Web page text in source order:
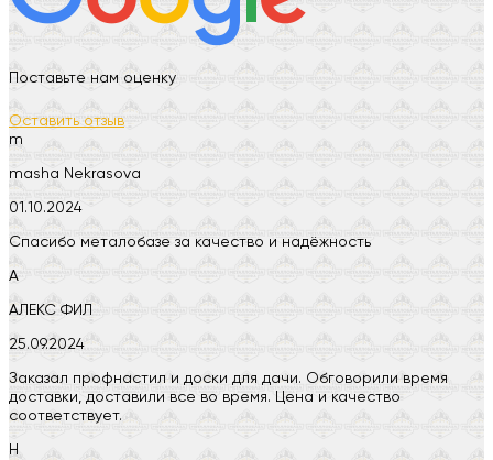
Поставьте нам оценку
Оставить отзыв
m
masha Nekrasova
01.10.2024
Спасибо металобазе за качество и надёжность
А
АЛЕКС ФИЛ
25.09.2024
Заказал профнастил и доски для дачи. Обговорили время
доставки, доставили все во время. Цена и качество
соответствует.
Н